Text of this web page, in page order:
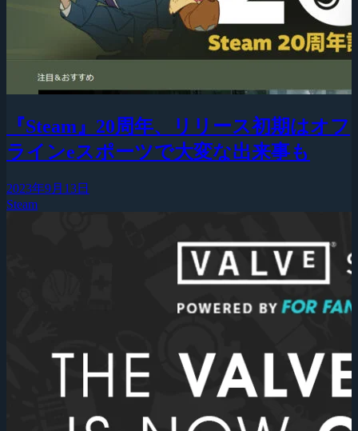
『Steam』20周年、リリース初期はオフ
ラインeスポーツで大変な出来事も
2023年9月13日
Steam